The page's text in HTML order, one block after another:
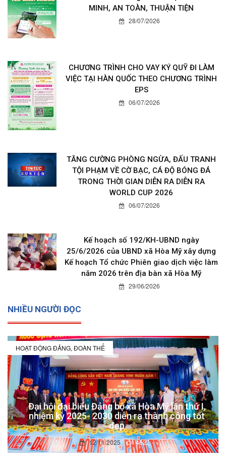
MINH, AN TOÀN, THUẬN TIỆN
28/07/2026
CHƯƠNG TRÌNH CHO VAY KÝ QUỸ ĐI LÀM
VIỆC TẠI HÀN QUỐC THEO CHƯƠNG TRÌNH
EPS
06/07/2026
TĂNG CƯỜNG PHÒNG NGỪA, ĐẤU TRANH
TỘI PHẠM VỀ CỜ BẠC, CÁ ĐỘ BÓNG ĐÁ
TRONG THỜI GIAN DIỄN RA DIỄN RA
WORLD CUP 2026
06/07/2026
Kế hoạch số 192/KH-UBND ngày
25/6/2026 của UBND xã Hòa Mỹ xây dựng
Kế hoạch Tổ chức Phiên giao dịch việc làm
năm 2026 trên địa bàn xã Hòa Mỹ
29/06/2026
NHIỀU NGƯỜI ĐỌC
HOẠT ĐỘNG ĐẢNG, ĐOÀN THỂ
Đại hội đại biểu Đảng bộ xã Hòa Mỹ lần thứ I,
nhiệm kỳ 2025- 2030 diễn ra thành công tốt
đẹp
12/11/2025 4622